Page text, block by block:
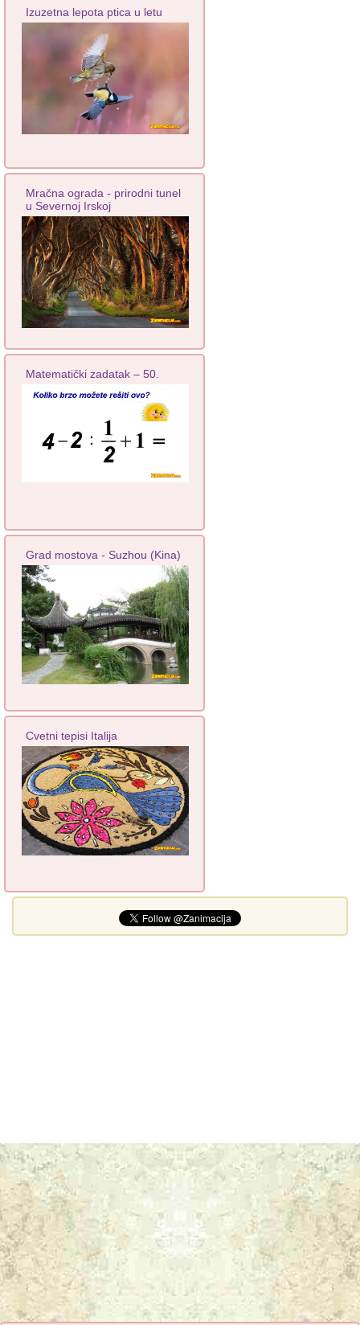
Izuzetna lepota ptica u letu
Mračna ograda - prirodni tunel
u Severnoj Irskoj
Matematički zadatak – 50.
Grad mostova - Suzhou (Kina)
Cvetni tepisi Italija